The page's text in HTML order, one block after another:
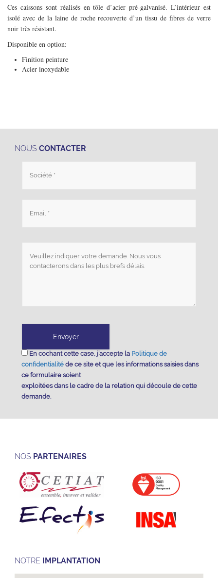
Ces caissons sont réalisés en tôle d’acier pré-galvanisé. L’intérieur est
isolé avec de la laine de roche recouverte d’un tissu de fibres de verre
noir très résistant.
Disponible en option:
Finition peinture
Acier inoxydable
NOUS CONTACTER
En cochant cette case, j’accepte la Politique de
confidentialité de ce site et que les informations saisies dans
ce formulaire soient
exploitées dans le cadre de la relation qui découle de cette
demande.
NOS PARTENAIRES
NOTRE IMPLANTATION